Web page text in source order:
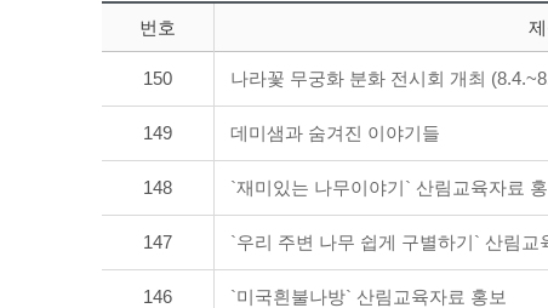
번호
150 나라꽃 무궁화 분화 전시회 개최
149 데미샘과 숨겨진 이야기들
148 `재미있는 나무이야기` 산림교육자료
147 `우리 주변 나무 쉽게 구별하기` 산림교
146 `미국흰불나방` 산림교육자료 홍보